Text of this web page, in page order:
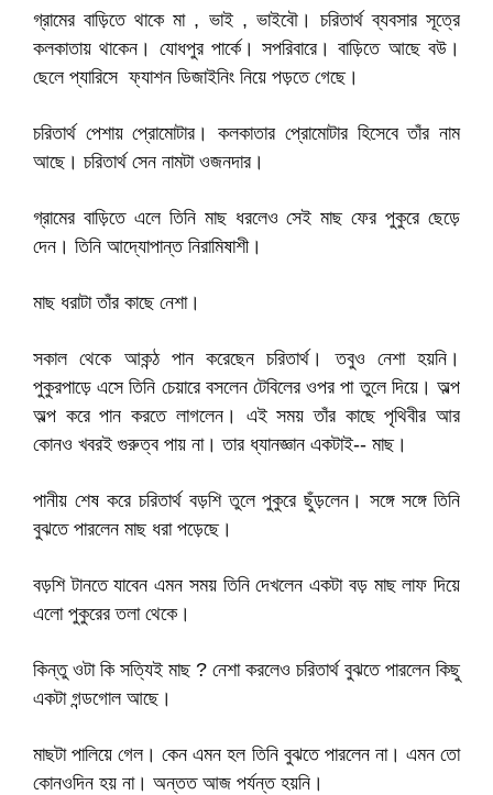
গ্রামের বাড়িতে থাকে মা , ভাই , ভাইবৌ। চরিতার্থ ব্যবসার সূত্রে
কলকাতায় থাকেন। যোধপুর পার্কে। সপরিবারে। বাড়িতে আছে বউ।
ছেলে প্যারিসে ফ্যাশন ডিজাইনিং নিয়ে পড়তে গেছে।
চরিতার্থ পেশায় প্রোমোটার। কলকাতার প্রোমোটার হিসেবে তাঁর নাম
আছে। চরিতার্থ সেন নামটা ওজনদার।
গ্রামের বাড়িতে এলে তিনি মাছ ধরলেও সেই মাছ ফের পুকুরে ছেড়ে
দেন। তিনি আদ্যোপান্ত নিরামিষাশী।
মাছ ধরাটা তাঁর কাছে নেশা।
সকাল থেকে আকন্ঠ পান করেছেন চরিতার্থ। তবুও নেশা হয়নি।
পুকুরপাড়ে এসে তিনি চেয়ারে বসলেন টেবিলের ওপর পা তুলে দিয়ে। অল্প
অল্প করে পান করতে লাগলেন। এই সময় তাঁর কাছে পৃথিবীর আর
কোনও খবরই গুরুত্ব পায় না। তার ধ্যানজ্ঞান একটাই-- মাছ।
পানীয় শেষ করে চরিতার্থ বড়শি তুলে পুকুরে ছুঁড়লেন। সঙ্গে সঙ্গে তিনি
বুঝতে পারলেন মাছ ধরা পড়েছে।
বড়শি টানতে যাবেন এমন সময় তিনি দেখলেন একটা বড় মাছ লাফ দিয়ে
এলো পুকুরের তলা থেকে।
কিন্তু ওটা কি সত্যিই মাছ ? নেশা করলেও চরিতার্থ বুঝতে পারলেন কিছু
একটা গন্ডগোল আছে।
মাছটা পালিয়ে গেল। কেন এমন হল তিনি বুঝতে পারলেন না। এমন তো
কোনওদিন হয় না। অন্তত আজ পর্যন্ত হয়নি।